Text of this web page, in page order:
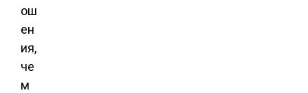
ош
ен
ия,
че
м